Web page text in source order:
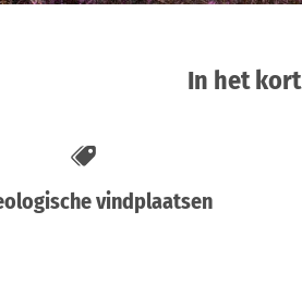
In het kort
vindplaatsen